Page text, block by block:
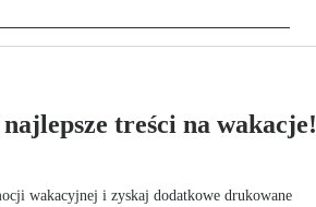
treści na wakacje!
wakacyjnej i zyskaj dodatkowe drukowane